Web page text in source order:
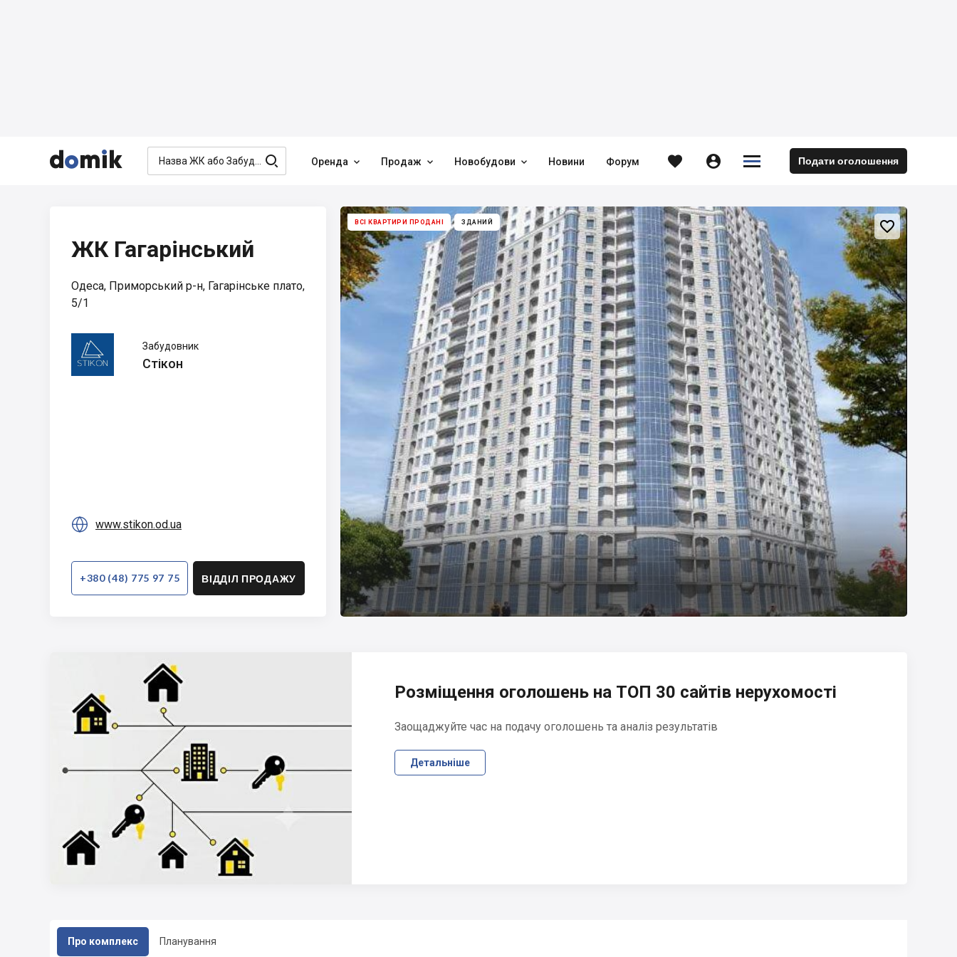


  Оренда  Продаж  Новобудови  Новини Форум   

 Подати оголошення
Про комплекс Планування
ВСІ КВАРТИРИ ПРОДАНІ ЗДАНИЙ 
ЖК Гагарінський
Одеса, Приморський р-н, Гагарінське плато,
5/1
Стікон
Забудовник
Стікон
 www.stikon.od.ua
+380 (48) 775 97 75 ВІДДІЛ ПРОДАЖУ
Розміщення оголошень на ТОП 30 сайтів нерухомості
Заощаджуйте час на подачу оголошень та аналіз результатів
Детальніше